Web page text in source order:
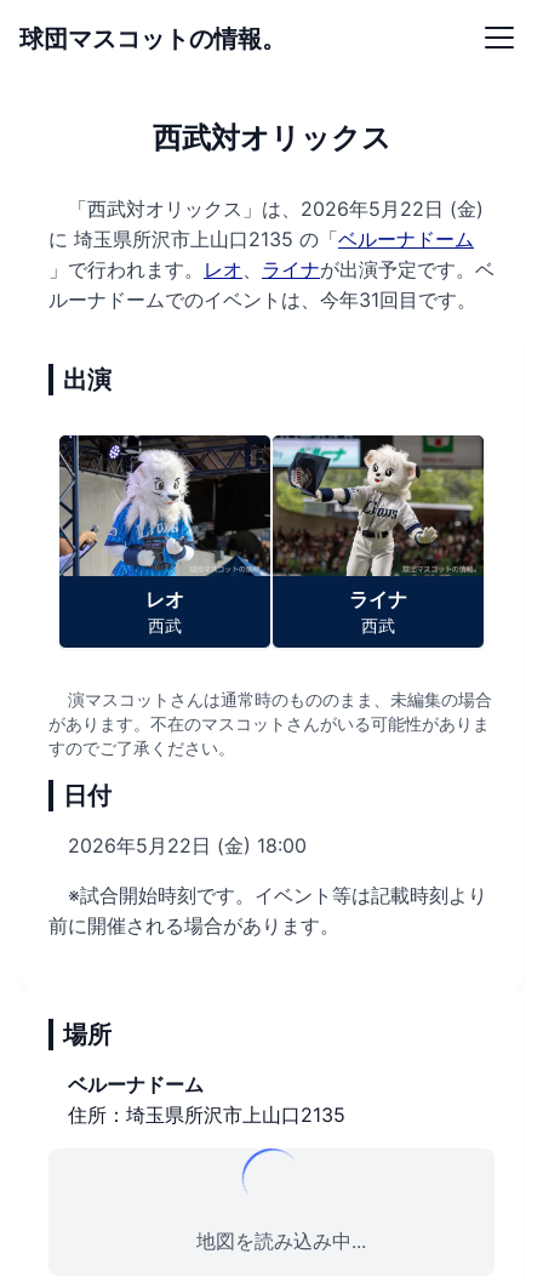
球団マスコットの情報。
西武対オリックス
「西武対オリックス」は、2026年5月22日 (金)
に 埼玉県所沢市上山口2135 の 「ベルーナドーム
」で行われます。 レオ、 ライナが出演予定です。 ベ
ルーナドームでのイベントは、今年31回目です。
出演
レオ
西武
ライナ
西武
演マスコットさんは通常時のもののまま、未編集の場合
があります。不在のマスコットさんがいる可能性がありま
すのでご了承ください。
日付
2026年5月22日 (金) 18:00
※試合開始時刻です。イベント等は記載時刻より
前に開催される場合があります。
場所
ベルーナドーム
住所：埼玉県所沢市上山口2135
地図を読み込み中...